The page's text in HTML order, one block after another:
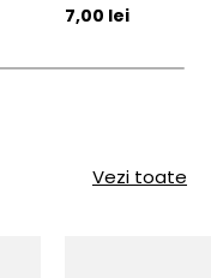
Pret initial
7,00 lei
Vezi toate